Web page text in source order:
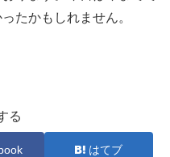
たかもしれません。
る
はてブ